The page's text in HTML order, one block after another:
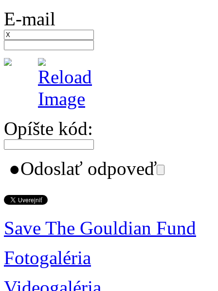
E-mail
Opíšte kód:
●Odoslať odpoveď
Save The Gouldian Fund
Fotogaléria